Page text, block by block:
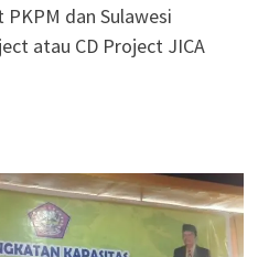
dan Sulawesi
atau CD Project JICA